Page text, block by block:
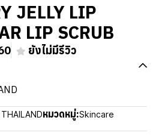
JELLY LIP
LIP SCRUB
ยังไม่มีรีวิว
หมวดหมู่:Skincare